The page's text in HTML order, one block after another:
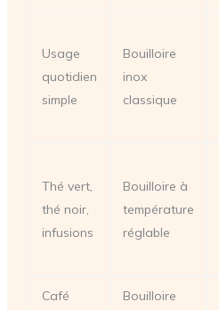
Usage
quotidien
simple
Bouilloire
inox
classique
Thé vert,
thé noir,
infusions
Bouilloire à
température
réglable
Café
Bouilloire